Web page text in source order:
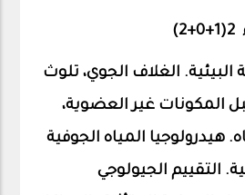
2
)
البيئية. الغلاف الجوي، تلوث
المكونات غير العضوية،
هيدرولوجيا المياه الجوفية
التقييم الجيولوجي